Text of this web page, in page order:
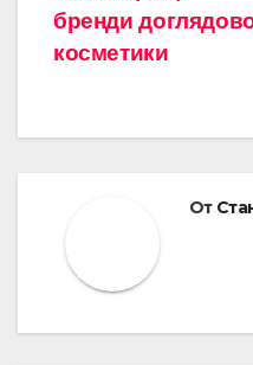
по
бренди
косметики
От